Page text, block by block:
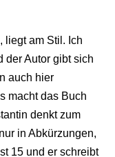
liegt am Stil. Ich
der Autor gibt sich
auch hier
macht das Buch
denkt zum
in Abkürzungen,
15 und er schreibt